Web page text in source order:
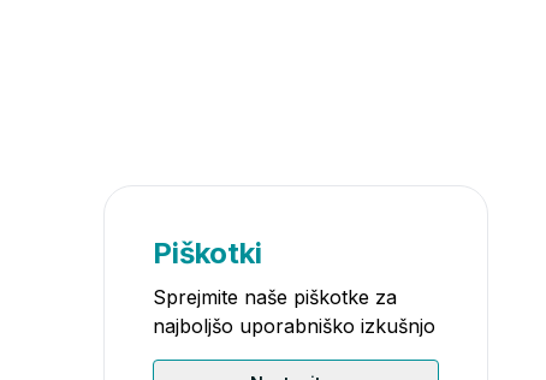
Piškotki
Sprejmite naše piškotke za
najboljšo uporabniško izkušnjo